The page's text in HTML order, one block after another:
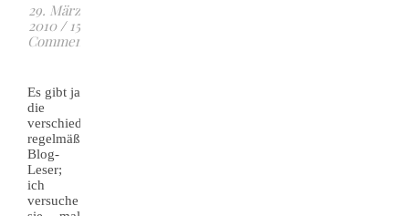
29. März
2010 / 15
Comments
Es gibt ja
die
verschiedensten,
regelmäßigen
Blog-
Leser;
ich
versuche